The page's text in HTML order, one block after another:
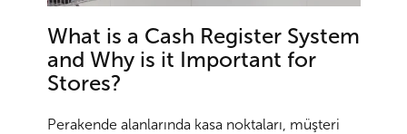
What is a Cash Register System
and Why is it Important for
Stores?
Perakende alanlarında kasa noktaları, müşteri